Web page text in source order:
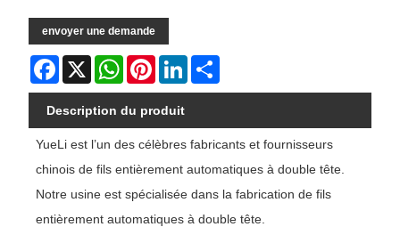
envoyer une demande
Facebook
X WhatsAppPinterestLinkedIn
Description du produit
YueLi est l’un des célèbres fabricants et fournisseurs
chinois de fils entièrement automatiques à double tête.
Notre usine est spécialisée dans la fabrication de fils
entièrement automatiques à double tête.